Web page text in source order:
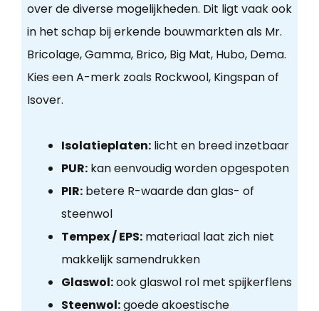
over de diverse mogelijkheden. Dit ligt vaak ook
in het schap bij erkende bouwmarkten als Mr.
Bricolage, Gamma, Brico, Big Mat, Hubo, Dema.
Kies een A-merk zoals Rockwool, Kingspan of
Isover.
Isolatieplaten:licht en breed inzetbaar
PUR:kan eenvoudig worden opgespoten
PIR:betere R-waarde dan glas- of
steenwol
Tempex / EPS:materiaal laat zich niet
makkelijk samendrukken
Glaswol:ook glaswol rol met spijkerflens
Steenwol:goede akoestische